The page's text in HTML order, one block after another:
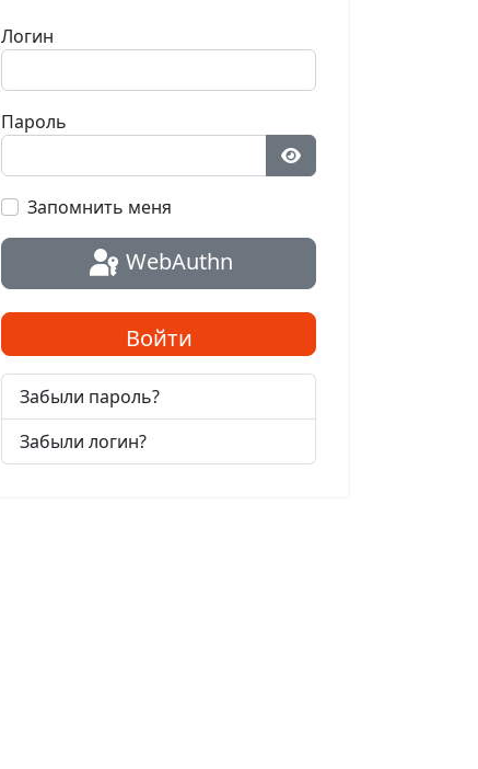
Логин
Пароль
Показать пароль
Запомнить меня
WebAuthn
Войти
Забыли пароль?
Забыли логин?